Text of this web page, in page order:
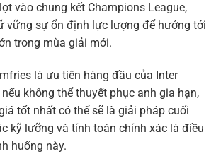
vào chung kết Champions League,
vững sự ổn định lực lượng để hướng tới
trong mùa giải mới.
là ưu tiên hàng đầu của Inter
không thể thuyết phục anh gia hạn,
tốt nhất có thể sẽ là giải pháp cuối
kỹ lưỡng và tính toán chính xác là điều
huống này.